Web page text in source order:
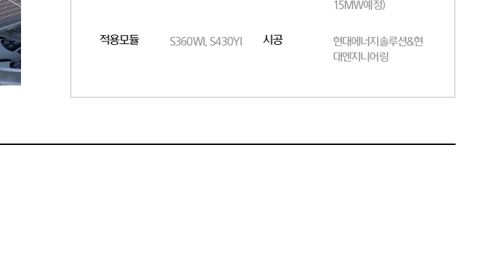
15MW예정)
적용모듈 S360WI, S430YI 시공
현대에너지솔루션&현
대엔지니어링